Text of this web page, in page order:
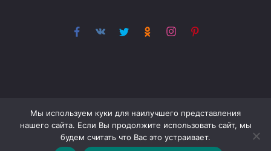
Мы используем куки для наилучшего представления
нашего сайта. Если Вы продолжите использовать сайт, мы
будем считать что Вас это устраивает.